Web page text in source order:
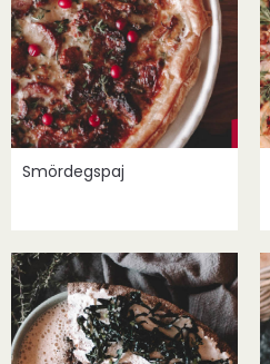
Smördegspaj